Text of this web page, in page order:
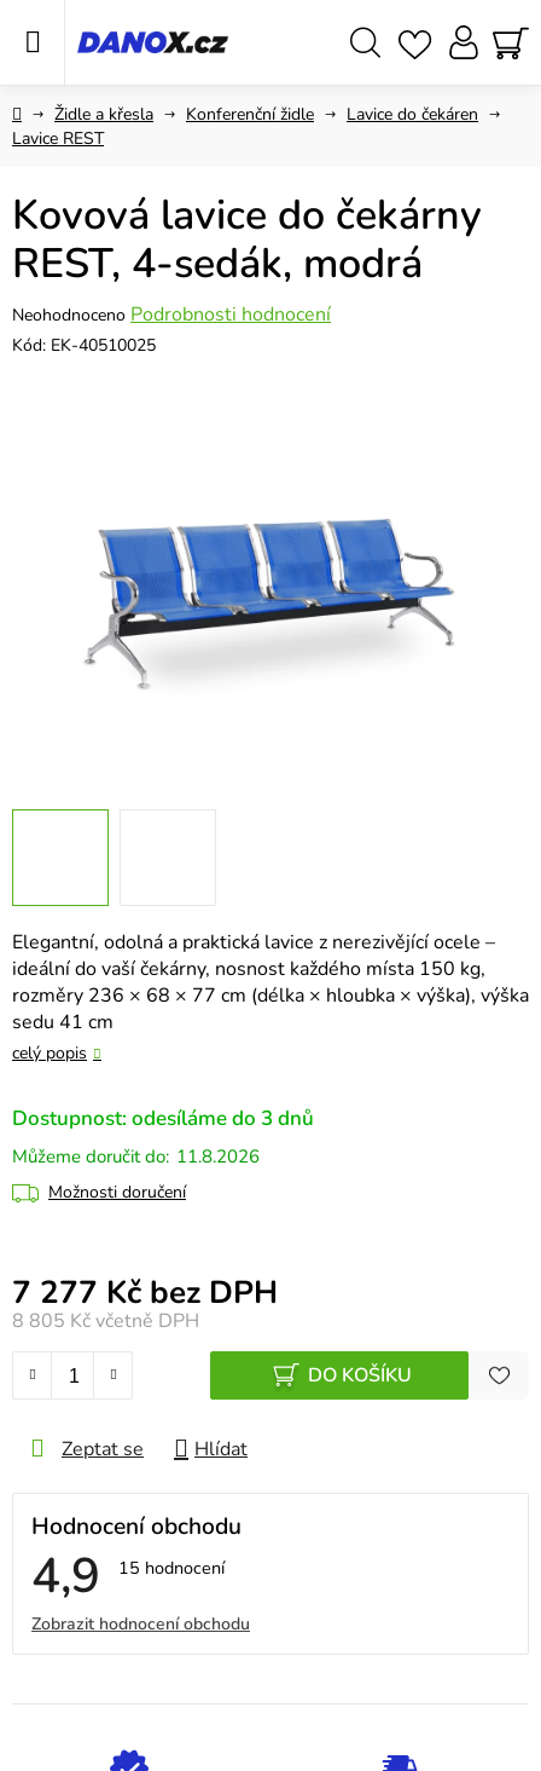
DomůŽidle a křesla Konferenční židle
Lavice do čekáren
Lavice REST
Elegantní, odolná a praktická lavice z nerezivějící ocele –
ideální do vaší čekárny, nosnost každého místa 150 kg,
rozměry 236 × 68 × 77 cm (délka × hloubka × výška), výška
sedu 41 cm
celý popis
Dostupnost: odesíláme do 3 dnů
11.8.2026
Možnosti doručení
8 805 Kčvčetně DPH
7 277 Kč bez DPH
Měrná cena:
DO KOŠÍKU
Zeptat se Hlídat
Hodnocení obchodu
4,9 Průměrné
je
hvězdiček.
15 hodnocení
V
ý
p
Zobrazit hodnocení obchodu
Kovová lavice do čekárny
REST, 4-sedák, modrá
Průměrné
hodnocení
Neohodnoceno Podrobnosti hodnocení
Kód: EK-40510025